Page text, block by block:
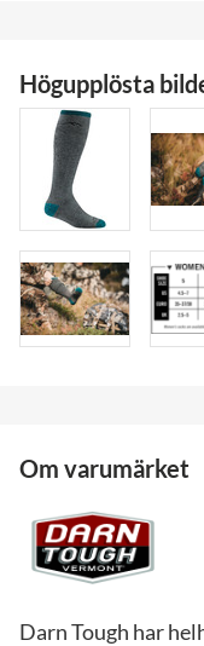
Högupplösta
Om varumärket
Darn Tough har